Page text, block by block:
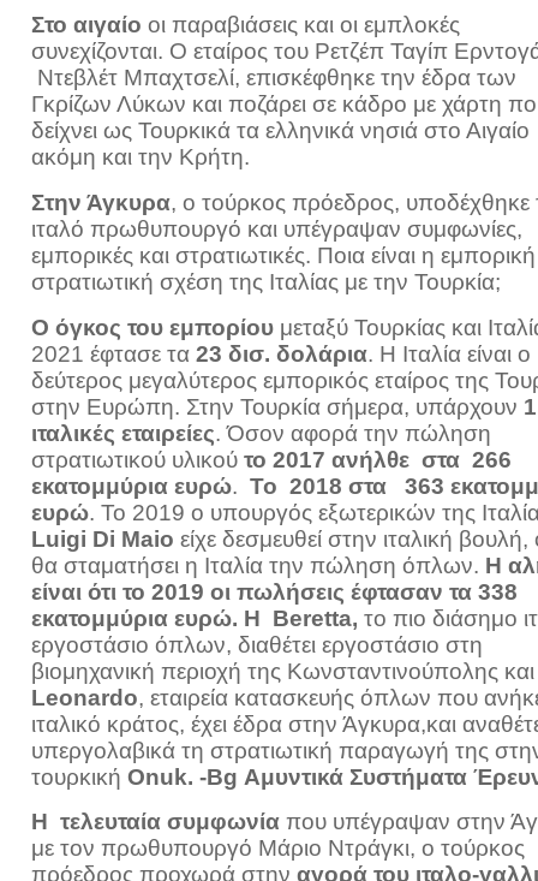
Στο αιγαίο οι παραβιάσεις και οι εμπλοκές
συνεχίζονται. Ο εταίρος του Ρετζέπ Ταγίπ
Ντεβλέτ Μπαχτσελί, επισκέφθηκε την έδρα των
Γκρίζων Λύκων και ποζάρει σε κάδρο με χάρτη
δείχνει ως Τουρκικά τα ελληνικά νησιά στο Αιγαίο
ακόμη και την Κρήτη.
Στην Άγκυρα, ο τούρκος πρόεδρος, υποδέχθηκε
ιταλό πρωθυπουργό και υπέγραψαν συμφωνίες,
εμπορικές και στρατιωτικές. Ποια είναι η εμπορική
στρατιωτική σχέση της Ιταλίας με την Τουρκία;
Ο όγκος του εμπορίου μεταξύ Τουρκίας και
2021 έφτασε τα 23 δισ. δολάρια. Η Ιταλία είναι ο
δεύτερος μεγαλύτερος εμπορικός εταίρος της
στην Ευρώπη. Στην Τουρκία σήμερα, υπάρχουν
ιταλικές εταιρείες. Όσον αφορά την πώληση
στρατιωτικού υλικού το 2017 ανήλθε στα 266
εκατομμύρια ευρώ. Το 2018 στα 363
ευρώ. Το 2019 ο υπουργός εξωτερικών της
Luigi Di Maio είχε δεσμευθεί στην ιταλική βουλή,
θα σταματήσει η Ιταλία την πώληση όπλων. Η
είναι ότι το 2019 οι πωλήσεις έφτασαν τα 338
εκατομμύρια ευρώ. Η Beretta, το πιο διάσημο
εργοστάσιο όπλων, διαθέτει εργοστάσιο στη
βιομηχανική περιοχή της Κωνσταντινούπολης
Leonardo, εταιρεία κατασκευής όπλων που
ιταλικό κράτος, έχει έδρα στην Άγκυρα,και
υπεργολαβικά τη στρατιωτική παραγωγή της
τουρκική Onuk. -Bg Αμυντικά Συστήματα
Η τελευταία συμφωνία που υπέγραψαν στην
με τον πρωθυπουργό Μάριο Ντράγκι, ο τούρκος
πρόεδρος προχωρά στην αγορά του ιταλο-